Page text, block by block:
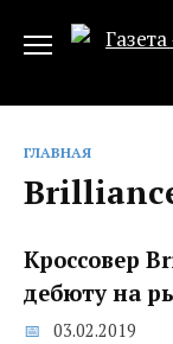
ГЛАВНАЯ
Кроссовер
дебюту на
03.02.2019